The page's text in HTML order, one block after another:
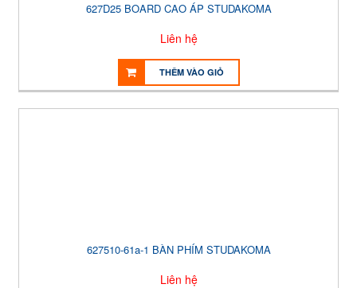
627D25 BOARD CAO ÁP STUDAKOMA
Liên hệ
THÊM VÀO GIỎ
627510-61a-1 BÀN PHÍM STUDAKOMA
Liên hệ